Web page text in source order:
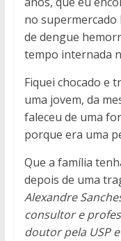
no supermercado
de dengue
tempo internada
Fiquei chocado e
uma jovem, da
faleceu de uma
porque era uma
Que a família
depois de uma
Alexandre
consultor e
doutor pela USP